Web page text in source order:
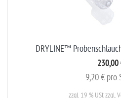
DRYLINE™
230,00
9,20 € pro
zzgl. 19 % UStzzgl.